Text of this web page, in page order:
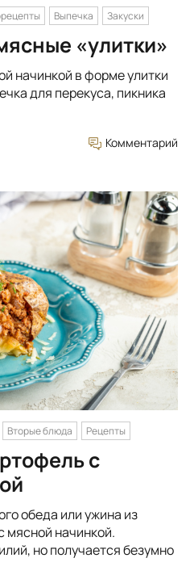
Выпечка Закуски
«улитки»
начинкой в форме улитки
для перекуса, пикника
Комментарий
Вторые блюда Рецепты
с
обеда или ужина из
мясной начинкой.
но получается безумно